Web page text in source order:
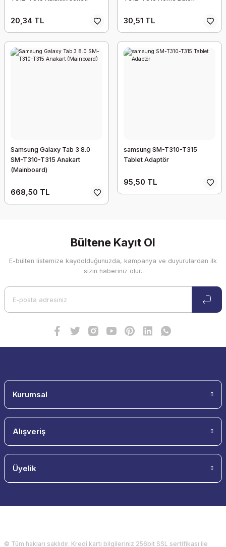
20,34 TL 30,51 TL
Samsung Galaxy Tab 3 8.0
SM-T310-T315 Anakart
(Mainboard)
668,50 TL
samsung SM-T310-T315
Tablet Adaptör
95,50 TL
Bültene Kayıt Ol
E-bülten listemize kaydolduğunuzda, kampanya ve duyurulardan ilk
sizin haberiniz olur.
Kurumsal
Alışveriş
Üyelik
© Tüm hakları saklıdır. Kredi kartı bilgileriniz 256bit SSL sertifikası ile